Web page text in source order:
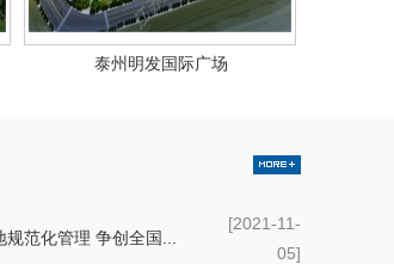
泰州明发国际广场
范化管理 争创全国...
[2021-11-
05]